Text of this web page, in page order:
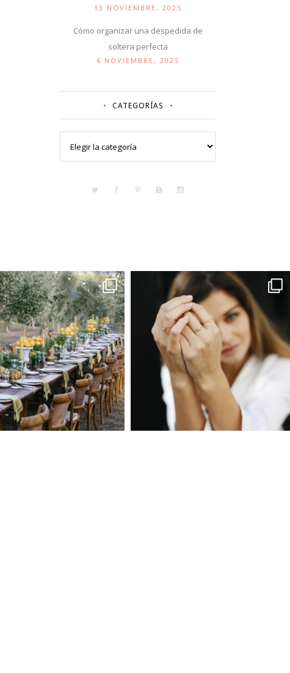
13 NOVIEMBRE, 2025
Cómo organizar una despedida de
soltera perfecta
6 NOVIEMBRE, 2025
CATEGORÍAS